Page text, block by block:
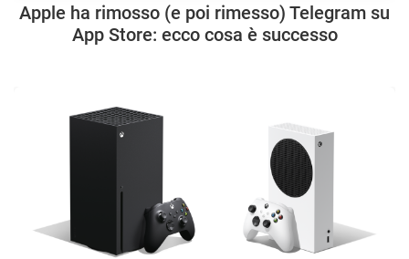
Apple ha rimosso (e poi rimesso) Telegram su
App Store: ecco cosa è successo